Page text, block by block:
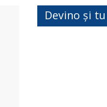
Devino și